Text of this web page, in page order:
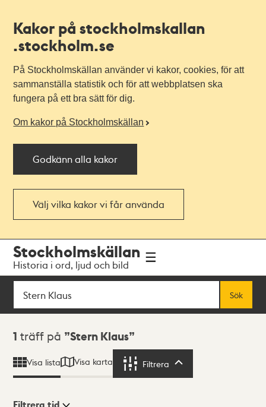
Kakor på stockholmskallan
.stockholm.se
På Stockholmskällan använder vi kakor, cookies, för att
sammanställa statistik och för att webbplatsen ska
fungera på ett bra sätt för dig.
Om kakor på Stockholmskällan
Godkänn alla kakor
Välj vilka kakor vi får använda
navigationen
huvudinnehållet
Stockholmskällan
Historia i ord, ljud och bild
Sök
Sök
Sökresultat
1 träff på Stern Klaus
Visa lista Visa karta Filtrera